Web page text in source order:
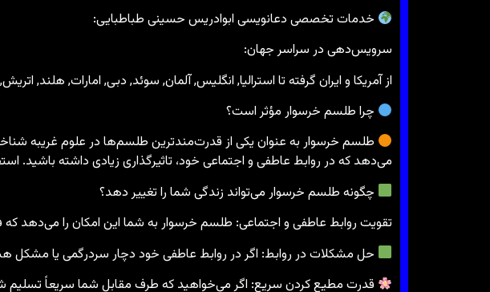
خدمات تخصصی دعانویسی ابوادریس حسینی طباطبایی:
سرویس‌دهی در سراسر جهان:
از آمریکا و ایران گرفته تا استرالیا, انگلیس, آلمان, سوئد, دبی, امارات, هلند,
چرا طلسم خرسوار مؤثر است؟
طلسم خرسوار به عنوان یکی از قدرت‌مندترین طلسم‌ها در علوم غریبه
می‌دهد که در روابط عاطفی و اجتماعی خود، تاثیرگذاری زیادی داشته باشید.
چگونه طلسم خرسوار می‌تواند زندگی شما را تغییر دهد؟
تقویت روابط عاطفی و اجتماعی: طلسم خرسوار به شما این امکان را می‌دهد که
حل مشکلات در روابط: اگر در روابط عاطفی خود دچار سردرگمی یا مشکل
قدرت مطیع کردن سریع: اگر می‌خواهید که طرف مقابل شما سریعاً تسلیم